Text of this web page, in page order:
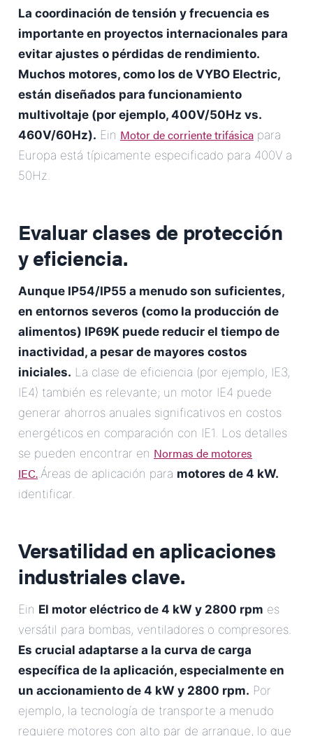
La coordinación de tensión y frecuencia es
importante en proyectos internacionales para
evitar ajustes o pérdidas de rendimiento.
Muchos motores, como los de VYBO Electric,
están diseñados para funcionamiento
multivoltaje (por ejemplo, 400V/50Hz vs.
460V/60Hz). Ein Motor de corriente trifásica para
Europa está típicamente especificado para 400V a
50Hz.
Evaluar clases de protección
y eficiencia.
Aunque IP54/IP55 a menudo son suficientes,
en entornos severos (como la producción de
alimentos) IP69K puede reducir el tiempo de
inactividad, a pesar de mayores costos
iniciales. La clase de eficiencia (por ejemplo, IE3,
IE4) también es relevante; un motor IE4 puede
generar ahorros anuales significativos en costos
energéticos en comparación con IE1. Los detalles
se pueden encontrar en Normas de motores
IEC..Áreas de aplicación para motores de 4 kW.
identificar.
Versatilidad en aplicaciones
industriales clave.
Ein El motor eléctrico de 4 kW y 2800 rpm es
versátil para bombas, ventiladores o compresores.
Es crucial adaptarse a la curva de carga
específica de la aplicación, especialmente en
un accionamiento de 4 kW y 2800 rpm. Por
ejemplo, la tecnología de transporte a menudo
requiere motores con alto par de arranque, lo que